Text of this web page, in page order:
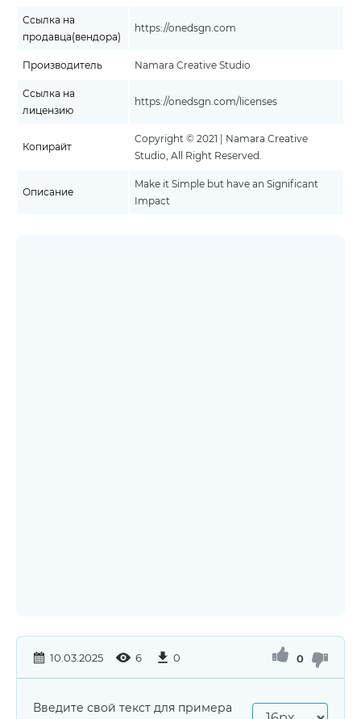
Ссылка на
продавца(вендора)
https://onedsgn.com
Производитель Namara Creative Studio
Ссылка на
лицензию
https://onedsgn.com/licenses
Копирайт
Copyright © 2021 | Namara Creative
Studio, All Right Reserved.
Описание
Make it Simple but have an Significant
Impact
10.03.2025 6 0 0
Введите свой текст для примера